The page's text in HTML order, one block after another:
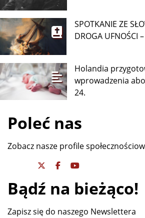
SPOTKANIE ZE
DROGA UFNOŚCI –
Holandia
wprowadzenia
24.
Poleć nas
Zobacz nasze profile
Bądź na bieżąco!
Zapisz się do naszego Newslettera